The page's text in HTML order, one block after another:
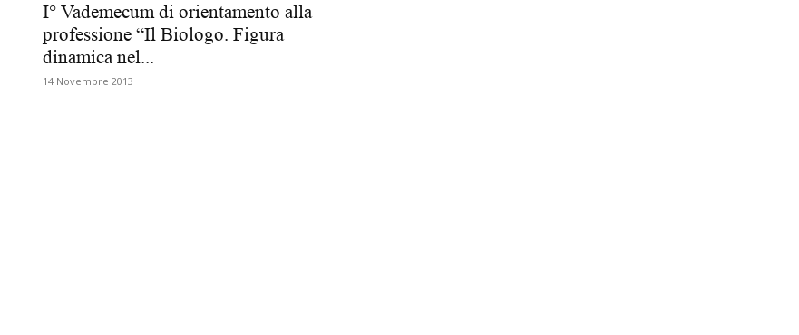
I° Vademecum di orientamento alla
professione “Il Biologo. Figura
dinamica nel...
14 Novembre 2013